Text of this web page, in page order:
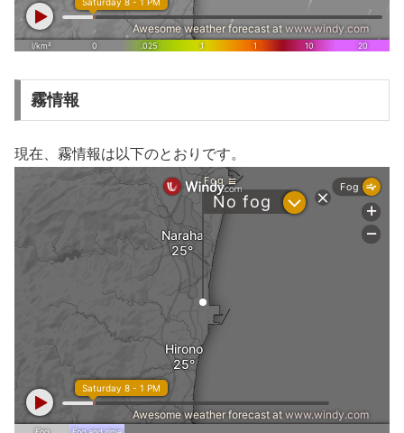
霧情報
現在、霧情報は以下のとおりです。